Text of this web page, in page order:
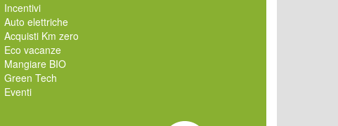
Incentivi
Auto elettriche
Acquisti Km zero
Eco vacanze
Mangiare BIO
Green Tech
Eventi